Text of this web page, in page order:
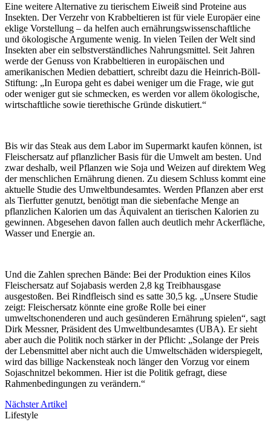
Eine weitere Alternative zu tierischem Eiweiß sind Proteine aus
Insekten. Der Verzehr von Krabbeltieren ist für viele Europäer eine
eklige Vorstellung – da helfen auch ernährungswissenschaftliche
und ökologische Argumente wenig. In vielen Teilen der Welt sind
Insekten aber ein selbstverständliches Nahrungsmittel. Seit Jahren
werde der Genuss von Krabbeltieren in europäischen und
amerikanischen Medien debattiert, schreibt dazu die Heinrich-Böll-
Stiftung: „In Europa geht es dabei weniger um die Frage, wie gut
oder weniger gut sie schmecken, es werden vor allem ökologische,
wirtschaftliche sowie tierethische Gründe diskutiert.“
Bis wir das Steak aus dem Labor im Supermarkt kaufen können, ist
Fleischersatz auf pflanzlicher Basis für die Umwelt am besten. Und
zwar deshalb, weil Pflanzen wie Soja und Weizen auf direktem Weg
der menschlichen Ernährung dienen. Zu diesem Schluss kommt eine
aktuelle Studie des Umweltbundesamtes. Werden Pflanzen aber erst
als Tierfutter genutzt, benötigt man die siebenfache Menge an
pflanzlichen Kalorien um das Äquivalent an tierischen Kalorien zu
gewinnen. Abgesehen davon fallen auch deutlich mehr Ackerfläche,
Wasser und Energie an.
Und die Zahlen sprechen Bände: Bei der Produktion eines Kilos
Fleischersatz auf Sojabasis werden 2,8 kg Treibhausgase
ausgestoßen. Bei Rindfleisch sind es satte 30,5 kg. „Unsere Studie
zeigt: Fleischersatz könnte eine große Rolle bei einer
umweltschonenderen und auch gesünderen Ernährung spielen“, sagt
Dirk Messner, Präsident des Umweltbundesamtes (UBA). Er sieht
aber auch die Politik noch stärker in der Pflicht: „Solange der Preis
der Lebensmittel aber nicht auch die Umweltschäden widerspiegelt,
wird das billige Nackensteak noch länger den Vorzug vor einem
Sojaschnitzel bekommen. Hier ist die Politik gefragt, diese
Rahmenbedingungen zu verändern.“
Nächster Artikel
Lifestyle